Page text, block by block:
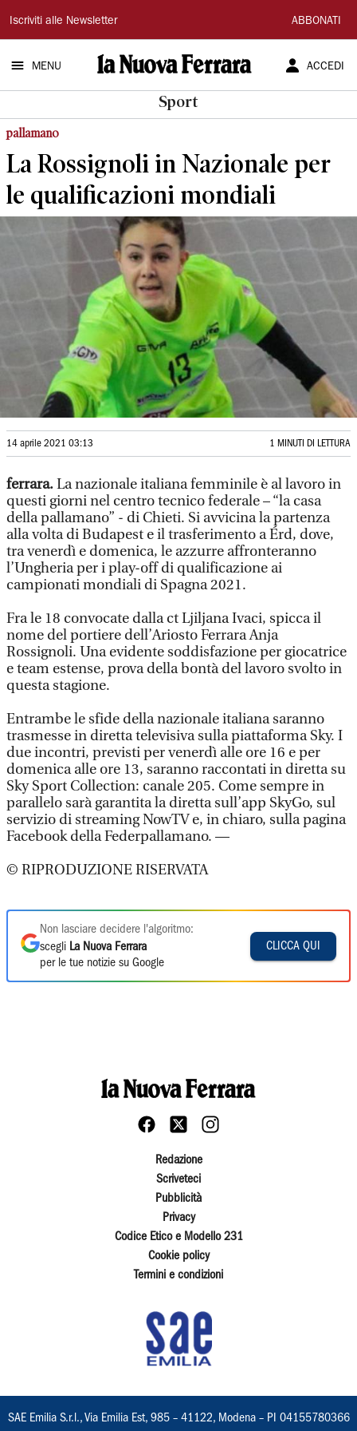
La
Nuova
Ferrara
Iscriviti alle Newsletter ABBONATI
MENU ACCEDI
Sport
pallamano
La Rossignoli in Nazionale per
le qualificazioni mondiali
14 aprile 2021 03:13 1 MINUTI DI LETTURA
ferrara.La nazionale italiana femminile è al lavoro in
questi giorni nel centro tecnico federale – “la casa
della pallamano” - di Chieti. Si avvicina la partenza
alla volta di Budapest e il trasferimento a Érd, dove,
tra venerdì e domenica, le azzurre affronteranno
l’Ungheria per i play-off di qualificazione ai
campionati mondiali di Spagna 2021.
Fra le 18 convocate dalla ct Ljiljana Ivaci, spicca il
nome del portiere dell’Ariosto Ferrara Anja
Rossignoli. Una evidente soddisfazione per giocatrice
e team estense, prova della bontà del lavoro svolto in
questa stagione.
Entrambe le sfide della nazionale italiana saranno
trasmesse in diretta televisiva sulla piattaforma Sky. I
due incontri, previsti per venerdì alle ore 16 e per
domenica alle ore 13, saranno raccontati in diretta su
Sky Sport Collection: canale 205. Come sempre in
parallelo sarà garantita la diretta sull’app SkyGo, sul
servizio di streaming NowTV e, in chiaro, sulla pagina
Facebook della Federpallamano. —
© RIPRODUZIONE RISERVATA
Non lasciare decidere l'algoritmo:
scegli La Nuova Ferrara
per le tue notizie su Google
CLICCA QUI
Redazione
Scriveteci
Pubblicità
Privacy
Codice Etico e Modello 231
Cookie policy
Termini e condizioni
SAE Emilia S.r.l., Via Emilia Est, 985 – 41122, Modena – PI 04155780366